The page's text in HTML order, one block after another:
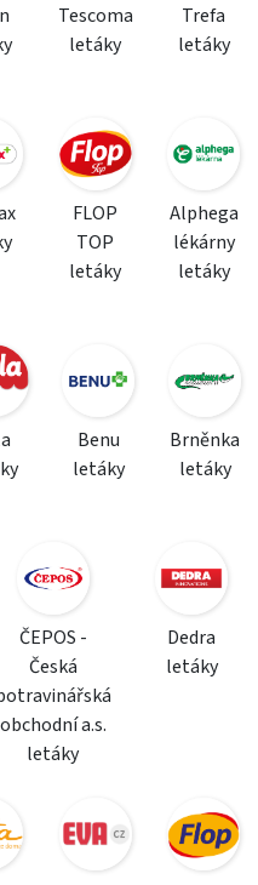
Tescoma
letáky
Trefa
letáky
FLOP
TOP
letáky
Alphega
lékárny
letáky
Benu
letáky
Brněnka
letáky
ČEPOS -
Česká
obchodní a.s.
letáky
Dedra
letáky